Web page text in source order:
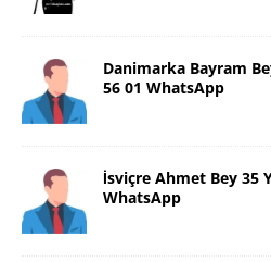
Danimarka Bayram
56 01 WhatsApp
İsviçre Ahmet Bey 35
WhatsApp